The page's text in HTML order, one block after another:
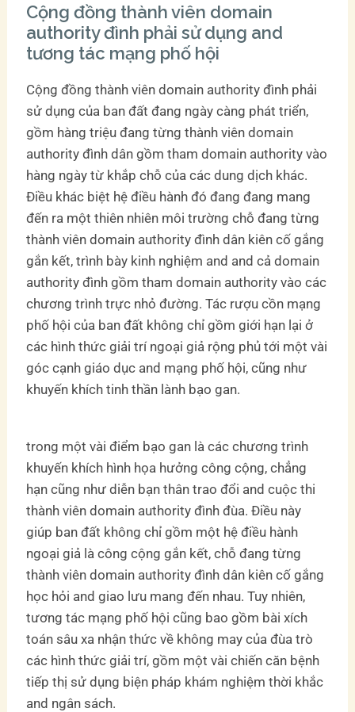
Cộng đồng thành viên domain
authority đình phải sử dụng and
tương tác mạng phố hội
Cộng đồng thành viên domain authority đình phải
sử dụng của ban đất đang ngày càng phát triển,
gồm hàng triệu đang từng thành viên domain
authority đình dân gồm tham domain authority vào
hàng ngày từ khắp chỗ của các dung dịch khác.
Điều khác biệt hệ điều hành đó đang đang mang
đến ra một thiên nhiên môi trường chỗ đang từng
thành viên domain authority đình dân kiên cố gắng
gắn kết, trình bày kinh nghiệm and and cả domain
authority đình gồm tham domain authority vào các
chương trình trực nhỏ đường. Tác rượu cồn mạng
phố hội của ban đất không chỉ gồm giới hạn lại ở
các hình thức giải trí ngoại giả rộng phủ tới một vài
góc cạnh giáo dục and mạng phố hội, cũng như
khuyến khích tinh thần lành bạo gan.
trong một vài điểm bạo gan là các chương trình
khuyến khích hình họa hưởng công cộng, chẳng
hạn cũng như diễn bạn thân trao đổi and cuộc thi
thành viên domain authority đình đùa. Điều này
giúp ban đất không chỉ gồm một hệ điều hành
ngoại giả là công cộng gắn kết, chỗ đang từng
thành viên domain authority đình dân kiên cố gắng
học hỏi and giao lưu mang đến nhau. Tuy nhiên,
tương tác mạng phố hội cũng bao gồm bài xích
toán sâu xa nhận thức về không may của đùa trò
các hình thức giải trí, gồm một vài chiến căn bệnh
tiếp thị sử dụng biện pháp khám nghiệm thời khắc
and ngân sách.